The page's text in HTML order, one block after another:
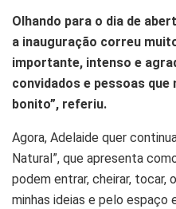
Olhando para o dia de
a inauguração correu
importante, intenso e
convidados e pessoas
bonito”, referiu.
Agora, Adelaide quer
Natural”, que apresenta
podem entrar, cheirar, tocar,
minhas ideias e pelo espaço